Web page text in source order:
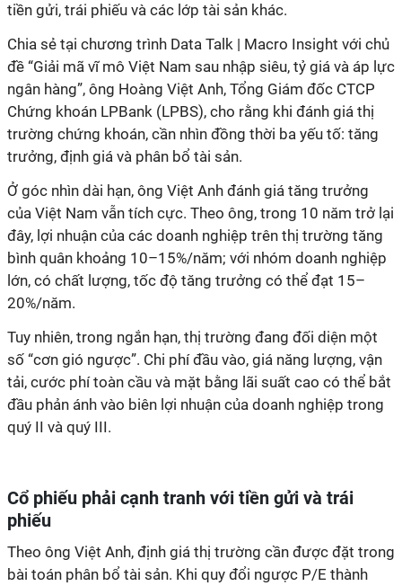
tiền gửi, trái phiếu và các lớp tài sản khác.
Chia sẻ tại chương trình Data Talk | Macro Insight với chủ
đề “Giải mã vĩ mô Việt Nam sau nhập siêu, tỷ giá và áp lực
ngân hàng”, ông Hoàng Việt Anh, Tổng Giám đốc CTCP
Chứng khoán LPBank (LPBS), cho rằng khi đánh giá thị
trường chứng khoán, cần nhìn đồng thời ba yếu tố: tăng
trưởng, định giá và phân bổ tài sản.
Ở góc nhìn dài hạn, ông Việt Anh đánh giá tăng trưởng
của Việt Nam vẫn tích cực. Theo ông, trong 10 năm trở lại
đây, lợi nhuận của các doanh nghiệp trên thị trường tăng
bình quân khoảng 10–15%/năm; với nhóm doanh nghiệp
lớn, có chất lượng, tốc độ tăng trưởng có thể đạt 15–
20%/năm.
Tuy nhiên, trong ngắn hạn, thị trường đang đối diện một
số “cơn gió ngược”. Chi phí đầu vào, giá năng lượng, vận
tải, cước phí toàn cầu và mặt bằng lãi suất cao có thể bắt
đầu phản ánh vào biên lợi nhuận của doanh nghiệp trong
quý II và quý III.
Cổ phiếu phải cạnh tranh với tiền gửi và trái
phiếu
Theo ông Việt Anh, định giá thị trường cần được đặt trong
bài toán phân bổ tài sản. Khi quy đổi ngược P/E thành